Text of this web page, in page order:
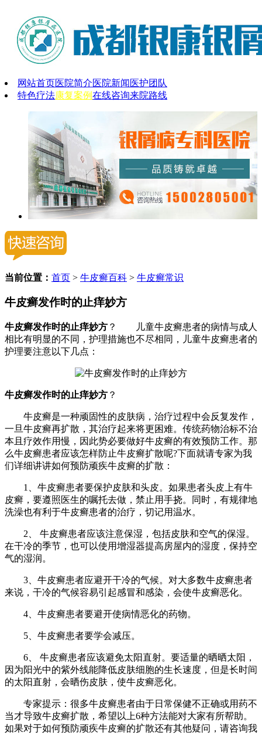
网站首页医院简介医院新闻 医护团队
特色疗法康复案例在线咨询来院路线
当前位置： 首页 > 牛皮癣百科 > 牛皮癣常识
牛皮癣发作时的止痒妙方
牛皮癣发作时的止痒妙方 ？ 儿童牛皮癣患者的病情与成人
相比有明显的不同，护理措施也不尽相同，儿童牛皮癣患者的
护理要注意以下几点：
牛皮癣发作时的止痒妙方 ？
牛皮癣是一种顽固性的皮肤病，治疗过程中会反复发作，
一旦牛皮癣再扩散，其治疗起来将更困难。传统药物治标不治
本且疗效作用慢，因此势必要做好牛皮癣的有效预防工作。那
么牛皮癣患者应该怎样防止牛皮癣扩散呢?下面就请专家为我
们详细讲讲如何预防顽疾牛皮癣的扩散：
1、牛皮癣患者要保护皮肤和头皮。如果患者头皮上有牛
皮癣，要遵照医生的嘱托去做，禁止用手挠。同时，有规律地
洗澡也有利于牛皮癣患者的治疗，切记用温水。
2、 牛皮癣患者应该注意保湿，包括皮肤和空气的保湿。
在干冷的季节，也可以使用增湿器提高房屋内的湿度，保持空
气的湿润。
3、牛皮癣患者应避开干冷的气候。对大多数牛皮癣患者
来说，干冷的气候容易引起感冒和感染，会使牛皮癣恶化。
4、牛皮癣患者要避开使病情恶化的药物。
5、牛皮癣患者要学会减压。
6、 牛皮癣患者应该避免太阳直射。要适量的晒晒太阳，
因为阳光中的紫外线能降低皮肤细胞的生长速度，但是长时间
的太阳直射，会晒伤皮肤，使牛皮癣恶化。
专家提示：很多牛皮癣患者由于日常保健不正确或用药不
当才导致牛皮癣扩散，希望以上6种方法能对大家有所帮助。
如果对于如何预防顽疾牛皮癣的扩散还有其他疑问，请咨询我